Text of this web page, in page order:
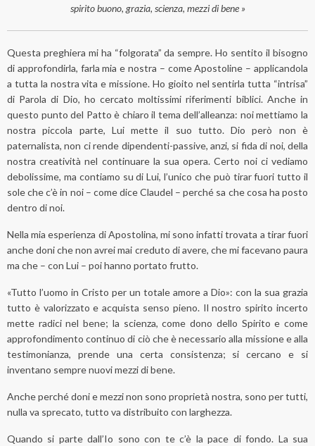
spirito buono, grazia, scienza, mezzi di bene »
Questa preghiera mi ha “folgorata” da sempre. Ho sentito il bisogno
di approfondirla, farla mia e nostra – come Apostoline – applicandola
a tutta la nostra vita e missione. Ho gioito nel sentirla tutta “intrisa”
di Parola di Dio, ho cercato moltissimi riferimenti biblici. Anche in
questo punto del Patto è chiaro il tema dell’alleanza: noi mettiamo la
nostra piccola parte, Lui mette il suo tutto. Dio però non è
paternalista, non ci rende dipendenti-passive, anzi, si fida di noi, della
nostra creatività nel continuare la sua opera. Certo noi ci vediamo
debolissime, ma contiamo su di Lui, l’unico che può tirar fuori tutto il
sole che c’è in noi – come dice Claudel – perché sa che cosa ha posto
dentro di noi.
Nella mia esperienza di Apostolina, mi sono infatti trovata a tirar fuori
anche doni che non avrei mai creduto di avere, che mi facevano paura
ma che – con Lui – poi hanno portato frutto.
«Tutto l’uomo in Cristo per un totale amore a Dio»: con la sua grazia
tutto è valorizzato e acquista senso pieno. Il nostro spirito incerto
mette radici nel bene; la scienza, come dono dello Spirito e come
approfondimento continuo di ciò che è necessario alla missione e alla
testimonianza, prende una certa consistenza; si cercano e si
inventano sempre nuovi mezzi di bene.
Anche perché doni e mezzi non sono proprietà nostra, sono per tutti,
nulla va sprecato, tutto va distribuito con larghezza.
Quando si parte dall’Io sono con te c’è la pace di fondo. La sua